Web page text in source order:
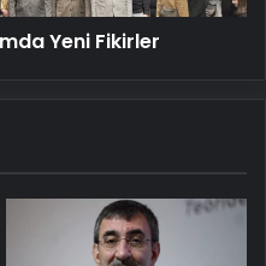
Yeni Fikirler